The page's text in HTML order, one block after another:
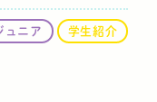
ュニア 学生紹介